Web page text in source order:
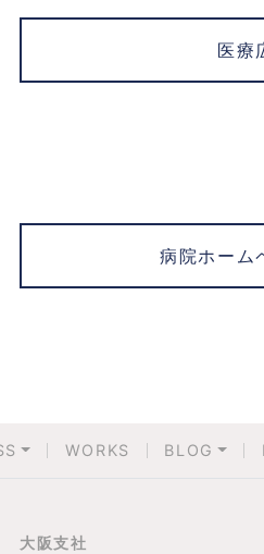
医療
病院ホーム
WORKS BLOG
大阪支社